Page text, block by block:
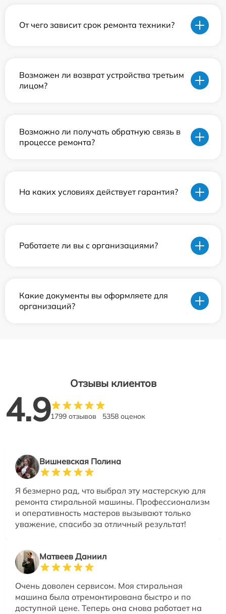
От чего зависит срок ремонта техники?
Возможен ли возврат устройства третьим
лицом?
Возможно ли получать обратную связь в
процессе ремонта?
На каких условиях действует гарантия?
Работаете ли вы с организациями?
Какие документы вы оформляете для
организаций?
Отзывы клиентов
4.91799 отзывов 5358 оценок
Вишневская Полина
Я безмерно рад, что выбрал эту мастерскую для
ремонта стиральной машины. Профессионализм
и оперативность мастеров вызывают только
уважение, спасибо за отличный результат!
Матвеев Даниил
Очень доволен сервисом. Моя стиральная
машина была отремонтирована быстро и по
доступной цене. Теперь она снова работает на